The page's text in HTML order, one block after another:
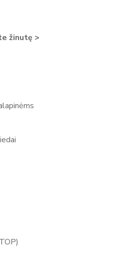
žinutę >prekės ženklą?